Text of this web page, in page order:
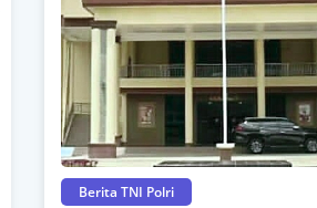
Berita TNI Polri